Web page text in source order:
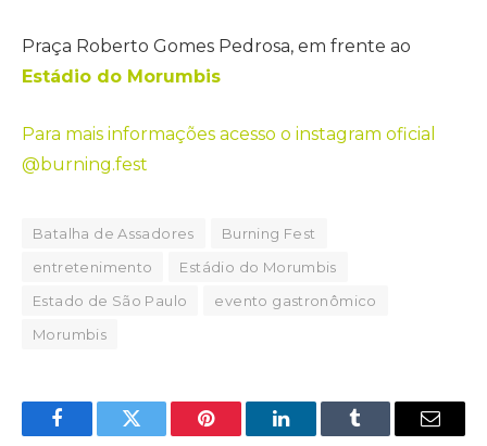
Praça Roberto Gomes Pedrosa, em frente ao
Estádio do Morumbis
Para mais informações acesso o instagram oficial
@burning.fest
Batalha de Assadores
Burning Fest
entretenimento
Estádio do Morumbis
Estado de São Paulo
evento gastronômico
Morumbis
FacebookTwitter Pinterest LinkedInTumblr Email